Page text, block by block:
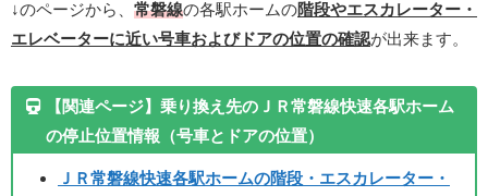
↓のページから、 常磐線の各駅ホームの階段やエスカレーター・
エレベーターに近い号車およびドアの位置の確認が出来ます。
【関連ページ】乗り換え先のＪＲ常磐線快速各駅ホーム
の停止位置情報（号車とドアの位置）
ＪＲ常磐線快速各駅ホームの階段・エスカレーター・